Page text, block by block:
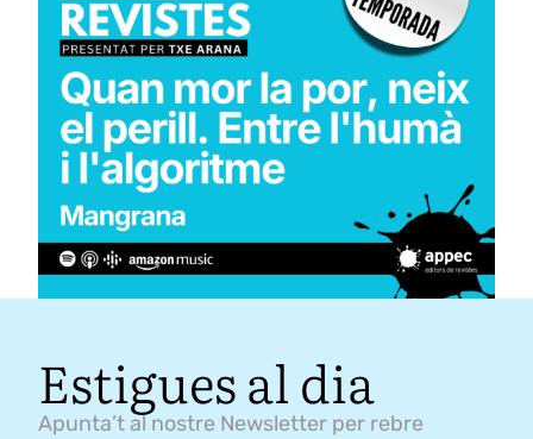
Estigues al dia
Apunta’t al nostre Newsletter per rebre